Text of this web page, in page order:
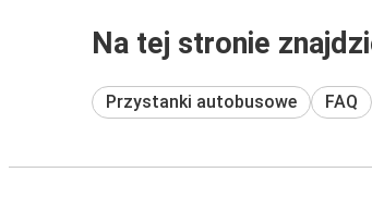
Na tej stronie
Przystanki autobusowe FAQ